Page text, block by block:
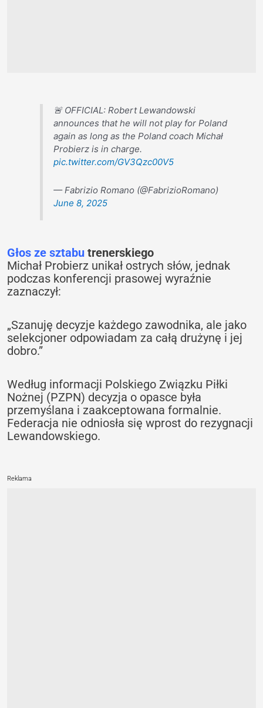
🚨 OFFICIAL: Robert Lewandowski
announces that he will not play for Poland
again as long as the Poland coach Michał
Probierz is in charge.
pic.twitter.com/GV3Qzc00V5
— Fabrizio Romano (@FabrizioRomano)
June 8, 2025
Głos ze sztabu trenerskiego
Michał Probierz unikał ostrych słów, jednak
podczas konferencji prasowej wyraźnie
zaznaczył:
„Szanuję decyzje każdego zawodnika, ale jako
selekcjoner odpowiadam za całą drużynę i jej
dobro.”
Według informacji Polskiego Związku Piłki
Nożnej (PZPN) decyzja o opasce była
przemyślana i zaakceptowana formalnie.
Federacja nie odniosła się wprost do rezygnacji
Lewandowskiego.
Reklama